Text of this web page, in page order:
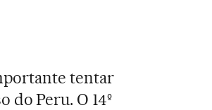
tentar
do Peru. O 14º